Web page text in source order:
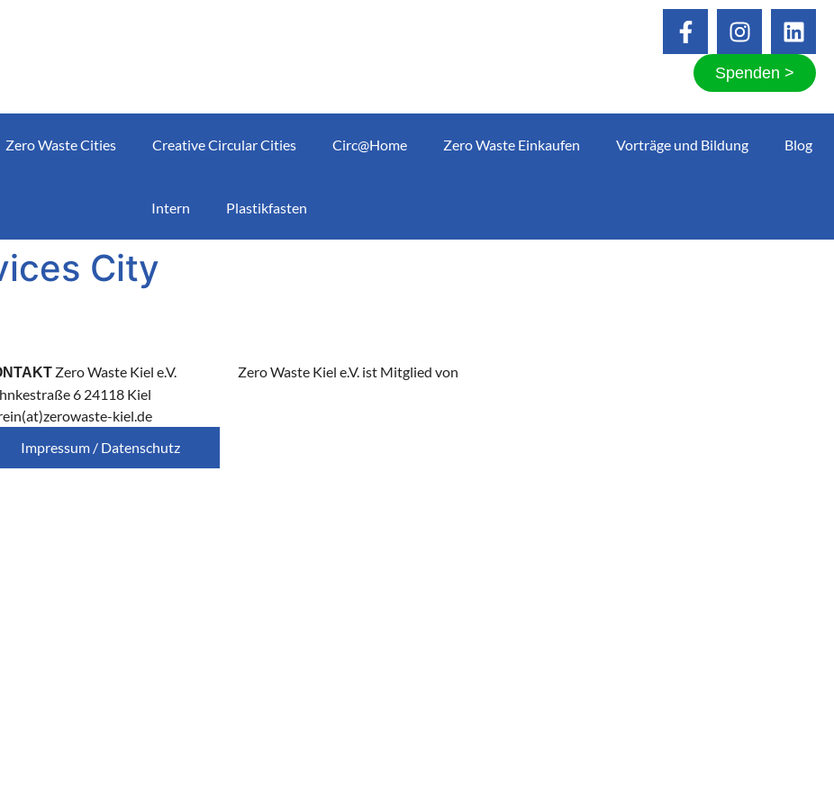
Spenden >
Zero Waste Cities Creative Circular Cities Circ@Home Zero Waste Einkaufen Vorträge und Bildung Blog
Intern Plastikfasten
City
Zero Waste Kiel e.V.
6 24118 Kiel
kiel.de
Impressum / Datenschutz
Zero Waste Kiel e.V. ist Mitglied von